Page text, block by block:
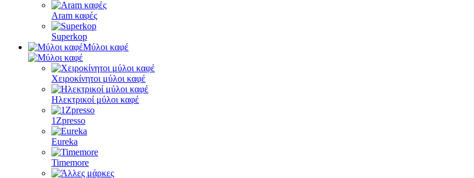
Aram καφές
Superkop
Μύλοι καφέ
Χειροκίνητοι μύλοι καφέ
Ηλεκτρικοί μύλοι καφέ
1Zpresso
Eureka
Timemore